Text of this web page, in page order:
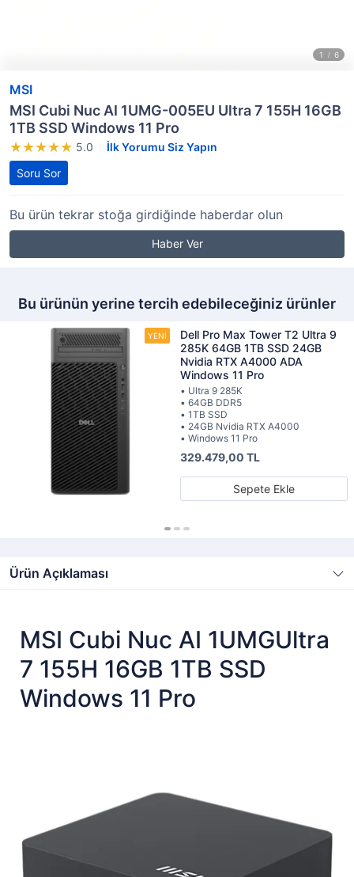
MSI
MSI Cubi Nuc AI 1UMG-005EU Ultra 7 155H 16GB
1TB SSD Windows 11 Pro
5.0
İlk Yorumu Siz Yapın
Soru Sor
Bu ürün tekrar stoğa girdiğinde haberdar olun
Haber Ver
Bu ürünün yerine tercih edebileceğiniz ürünler
Dell Pro Max Tower T2 Ultra 9
285K 64GB 1TB SSD 24GB
Nvidia RTX A4000 ADA
Windows 11 Pro
• Ultra 9 285K
• 64GB DDR5
• 1TB SSD
• 24GB Nvidia RTX A4000
• Windows 11 Pro
329.479,00 TL
Sepete Ekle
Ürün Açıklaması
MSI Cubi Nuc AI 1UMGUltra
7 155H 16GB 1TB SSD
Windows 11 Pro